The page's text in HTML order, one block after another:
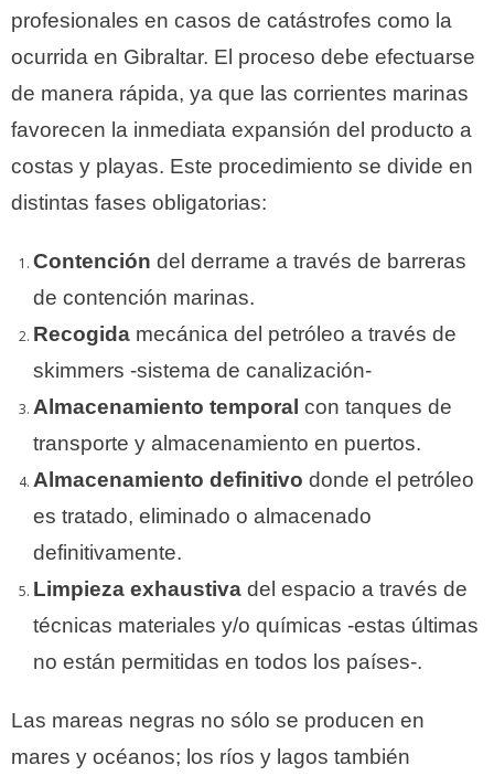
profesionales en casos de catástrofes como la
ocurrida en Gibraltar. El proceso debe efectuarse
de manera rápida, ya que las corrientes marinas
favorecen la inmediata expansión del producto a
costas y playas. Este procedimiento se divide en
distintas fases obligatorias:
Contención del derrame a través de barreras
de contención marinas.
Recogida mecánica del petróleo a través de
skimmers -sistema de canalización-
Almacenamiento temporal con tanques de
transporte y almacenamiento en puertos.
Almacenamiento definitivo donde el petróleo
es tratado, eliminado o almacenado
definitivamente.
Limpieza exhaustiva del espacio a través de
técnicas materiales y/o químicas -estas últimas
no están permitidas en todos los países-.
Las mareas negras no sólo se producen en
mares y océanos; los ríos y lagos también